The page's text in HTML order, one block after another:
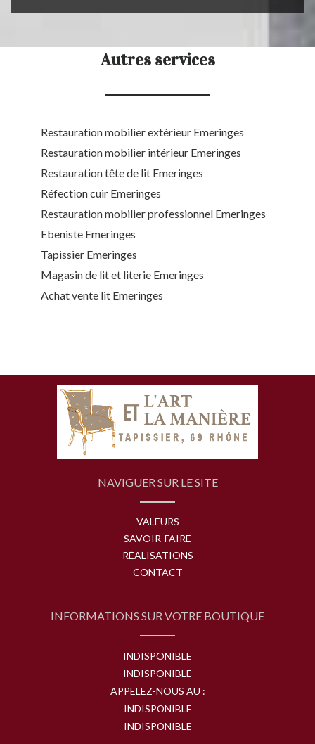
Autres services
Restauration mobilier extérieur Emeringes
Restauration mobilier intérieur Emeringes
Restauration tête de lit Emeringes
Réfection cuir Emeringes
Restauration mobilier professionnel Emeringes
Ebeniste Emeringes
Tapissier Emeringes
Magasin de lit et literie Emeringes
Achat vente lit Emeringes
NAVIGUER SUR LE SITE
VALEURS
SAVOIR-FAIRE
RÉALISATIONS
CONTACT
INFORMATIONS SUR VOTRE BOUTIQUE
INDISPONIBLE
INDISPONIBLE
APPELEZ-NOUS AU :
INDISPONIBLE
INDISPONIBLE